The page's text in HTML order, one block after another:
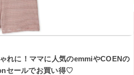
れに！ママに人気のemmiやCOENの
セールでお買い得♡